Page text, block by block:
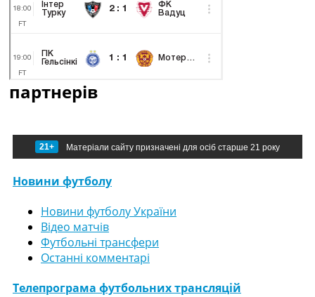
партнерів
21+ Матеріали сайту призначені для осіб старше 21 року
Новини футболу
Новини футболу України
Відео матчів
Футбольні трансфери
Останні комментарі
Телепрограма футбольних трансляцій